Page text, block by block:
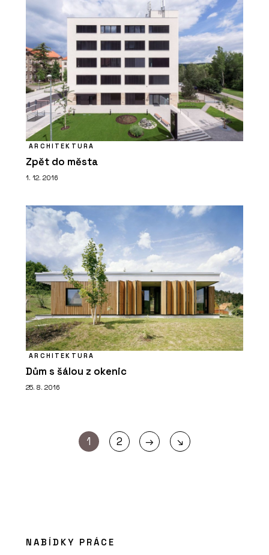
ARCHITEKTURA
Zpět do města
1. 12. 2016
ARCHITEKTURA
Dům s šálou z okenic
25. 8. 2016
1 2 → ↘
NABÍDKY PRÁCE